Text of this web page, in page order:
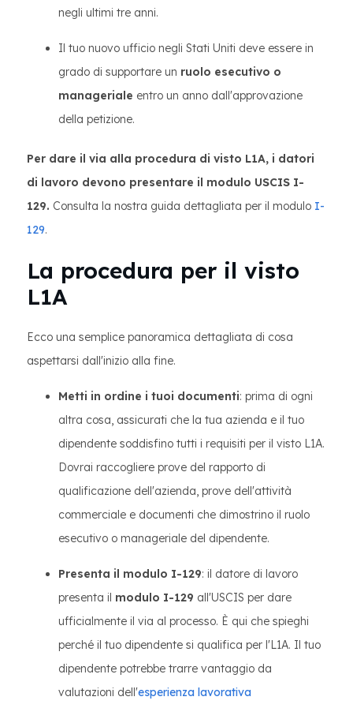
negli ultimi tre anni.
Il tuo nuovo ufficio negli Stati Uniti deve essere in
grado di supportare un ruolo esecutivo o
manageriale entro un anno dall'approvazione
della petizione.
Per dare il via alla procedura di visto L1A, i datori
di lavoro devono presentare il modulo USCIS I-
129. Consulta la nostra guida dettagliata per il modulo I-
129.
La procedura per il visto
L1A
Ecco una semplice panoramica dettagliata di cosa
aspettarsi dall'inizio alla fine.
Metti in ordine i tuoi documenti: prima di ogni
altra cosa, assicurati che la tua azienda e il tuo
dipendente soddisfino tutti i requisiti per il visto L1A.
Dovrai raccogliere prove del rapporto di
qualificazione dell'azienda, prove dell'attività
commerciale e documenti che dimostrino il ruolo
esecutivo o manageriale del dipendente.
Presenta il modulo I-129: il datore di lavoro
presenta il modulo I-129 all'USCIS per dare
ufficialmente il via al processo. È qui che spieghi
perché il tuo dipendente si qualifica per l'L1A. Il tuo
dipendente potrebbe trarre vantaggio da
valutazioni dell'esperienza lavorativa